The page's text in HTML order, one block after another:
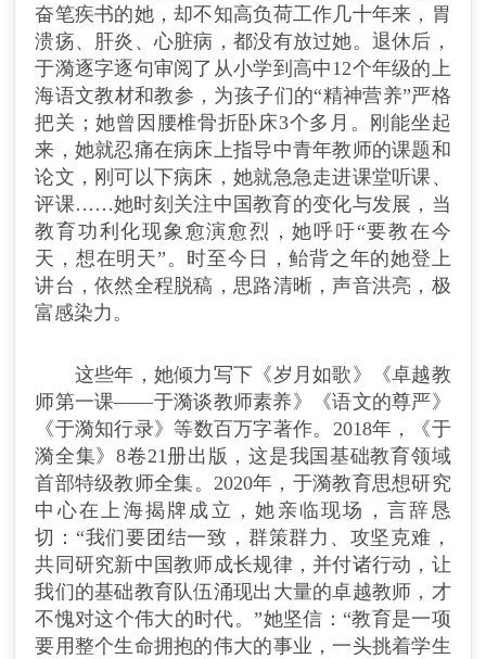
奋笔疾书的她，却不知高负荷工作几十年来，胃
溃疡、肝炎、心脏病，都没有放过她。退休后，
于漪逐字逐句审阅了从小学到高中12个年级的上
海语文教材和教参，为孩子们的“精神营养”严格
把关；她曾因腰椎骨折卧床3个多月。刚能坐起
来，她就忍痛在病床上指导中青年教师的课题和
论文，刚可以下病床，她就急急走进课堂听课、
评课……她时刻关注中国教育的变化与发展，当
教育功利化现象愈演愈烈，她呼吁“要教在今
天，想在明天”。时至今日，鲐背之年的她登上
讲台，依然全程脱稿，思路清晰，声音洪亮，极
富感染力。
这些年，她倾力写下《岁月如歌》《卓越教
师第一课——于漪谈教师素养》《语文的尊严》
《于漪知行录》等数百万字著作。2018年，《于
漪全集》8卷21册出版，这是我国基础教育领域
首部特级教师全集。2020年，于漪教育思想研究
中心在上海揭牌成立，她亲临现场，言辞恳
切：“我们要团结一致，群策群力、攻坚克难，
共同研究新中国教师成长规律，并付诸行动，让
我们的基础教育队伍涌现出大量的卓越教师，才
不愧对这个伟大的时代。”她坚信：“教育是一项
要用整个生命拥抱的伟大的事业，一头挑着学生